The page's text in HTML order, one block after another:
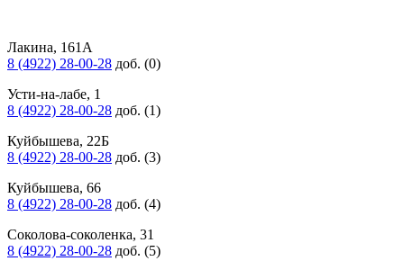
Лакина, 161А
8 (4922) 28-00-28 доб. (0)
Усти-на-лабе, 1
8 (4922) 28-00-28 доб. (1)
Куйбышева, 22Б
8 (4922) 28-00-28 доб. (3)
Куйбышева, 66
8 (4922) 28-00-28 доб. (4)
Соколова-соколенка, 31
8 (4922) 28-00-28 доб. (5)